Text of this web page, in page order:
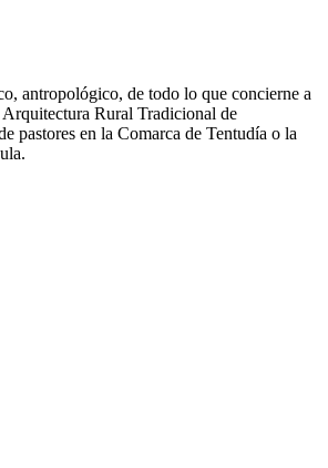
antropológico, de todo lo que concierne a
Rural Tradicional de
pastores en la Comarca de Tentudía o la